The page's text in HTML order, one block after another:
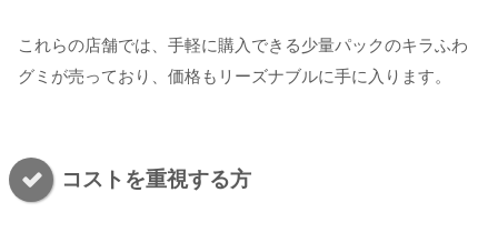
これらの店舗では、手軽に購入できる少量パックのキラふわ
グミが売っており、価格もリーズナブルに手に入ります。
コストを重視する方